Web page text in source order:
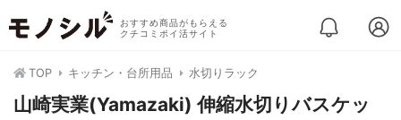
おすすめ商品がもらえる
クチコミポイ活サイト
TOP キッチン・台所用品 水切りラック
山崎実業(Yamazaki) 伸縮水切りバスケッ